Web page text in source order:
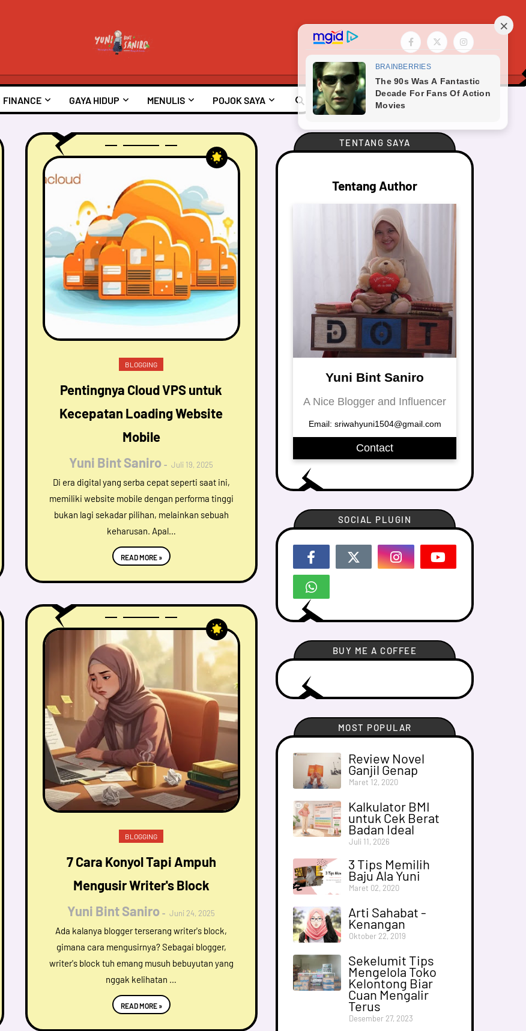
FINANCE GAYA HIDUP MENULIS POJOK SAYA
BLOGGING
Pentingnya Cloud VPS untuk
Kecepatan Loading Website
Mobile
Yuni Bint Saniro
Juli 19, 2025
Di era digital yang serba cepat seperti saat ini,
memiliki website mobile dengan performa tinggi
bukan lagi sekadar pilihan, melainkan sebuah
keharusan. Apal…
READ MORE »
BLOGGING
7 Cara Konyol Tapi Ampuh
Mengusir Writer's Block
Yuni Bint Saniro
Juni 24, 2025
Ada kalanya blogger terserang writer's block,
gimana cara mengusirnya? Sebagai blogger,
writer's block tuh emang musuh bebuyutan yang
nggak kelihatan …
READ MORE »
TENTANG SAYA
Tentang Author
Yuni Bint Saniro
A Nice Blogger and Influencer
Email: sriwahyuni1504@gmail.com
Contact
SOCIAL PLUGIN
BUY ME A COFFEE
MOST POPULAR
Review Novel
Ganjil Genap
Maret 12, 2020
Kalkulator BMI
untuk Cek Berat
Badan Ideal
Juli 11, 2026
3 Tips Memilih
Baju Ala Yuni
Maret 02, 2020
Arti Sahabat -
Kenangan
Oktober 22, 2019
Sekelumit Tips
Mengelola Toko
Kelontong Biar
Cuan Mengalir
Terus
Desember 27, 2023